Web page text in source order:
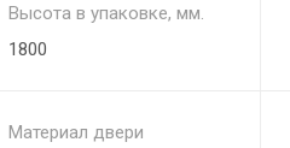
Высота в упаковке, мм.
1800
Материал двери